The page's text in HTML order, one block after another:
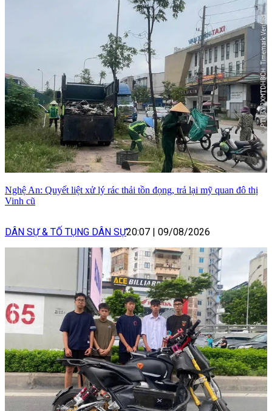
Nghệ An: Quyết liệt xử lý rác thải tồn đọng, trả lại mỹ quan đô thị
Vinh cũ
DÂN SỰ & TỐ TỤNG DÂN SỰ20:07 09/08/2026